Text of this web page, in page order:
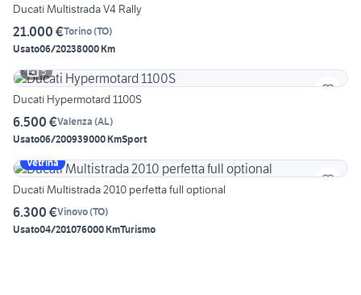
Ducati Multistrada V4 Rally
21.000 €Torino(TO)
Usato06/20238000 Km
5
Ducati Hypermotard 1100S
6.500 €Valenza (AL)
Usato06/200939000 KmSport
Vetrina
Ducati Multistrada 2010 perfetta full optional
6.300 €Vinovo(TO)
Usato04/201076000 KmTurismo